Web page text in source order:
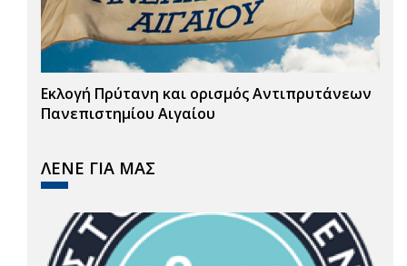
Εκλογή Πρύτανη και ορισμός Αντιπρυτάνεων
Πανεπιστημίου Αιγαίου
ΛΕΝΕ ΓΙΑ ΜΑΣ